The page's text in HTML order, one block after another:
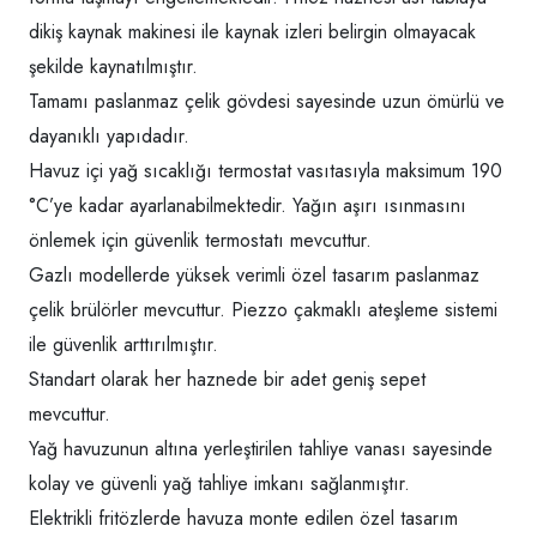
dikiş kaynak makinesi ile kaynak izleri belirgin olmayacak
şekilde kaynatılmıştır.
Tamamı paslanmaz çelik gövdesi sayesinde uzun ömürlü ve
dayanıklı yapıdadır.
Havuz içi yağ sıcaklığı termostat vasıtasıyla maksimum 190
°C’ye kadar ayarlanabilmektedir. Yağın aşırı ısınmasını
önlemek için güvenlik termostatı mevcuttur.
Gazlı modellerde yüksek verimli özel tasarım paslanmaz
çelik brülörler mevcuttur. Piezzo çakmaklı ateşleme sistemi
ile güvenlik arttırılmıştır.
Standart olarak her haznede bir adet geniş sepet
mevcuttur.
Yağ havuzunun altına yerleştirilen tahliye vanası sayesinde
kolay ve güvenli yağ tahliye imkanı sağlanmıştır.
Elektrikli fritözlerde havuza monte edilen özel tasarım